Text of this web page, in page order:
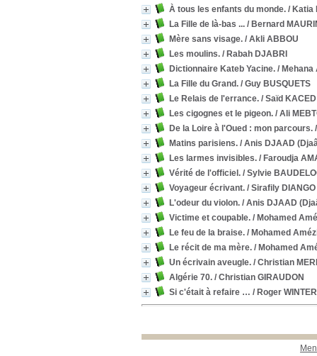
À tous les enfants du monde. / Katia
La Fille de là-bas ... / Bernard
Mère sans visage. / Akli ABBOU
Les moulins. / Rabah DJABRI
Dictionnaire Kateb Yacine. / Mehana
La Fille du Grand. / Guy BUSQUETS
Le Relais de l'errance. / Saïd KACED
Les cigognes et le pigeon. / Ali
De la Loire à l'Oued : mon parcours.
Matins parisiens. / Anis DJAAD
Les larmes invisibles. / Faroudja
Vérité de l'officiel. / Sylvie
Voyageur écrivant. / Sirafily DIANGO
L'odeur du violon. / Anis DJAAD
Victime et coupable. / Mohamed
Le feu de la braise. / Mohamed
Le récit de ma mère. / Mohamed
Un écrivain aveugle. / Christian
Algérie 70. / Christian GIRAUDON
Si c'était à refaire … / Roger